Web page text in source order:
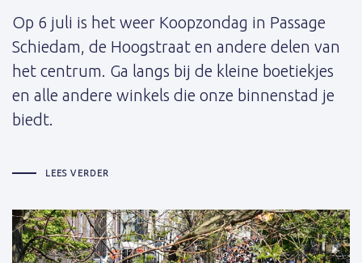
Op 6 juli is het weer Koopzondag in Passage
Schiedam, de Hoogstraat en andere delen van
het centrum. Ga langs bij de kleine boetiekjes
en alle andere winkels die onze binnenstad je
biedt.
LEES VERDER
Schrijver: